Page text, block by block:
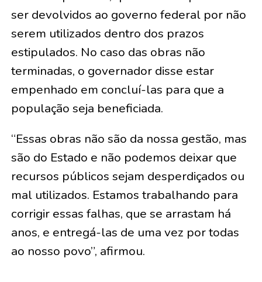
ser devolvidos ao governo federal por não
serem utilizados dentro dos prazos
estipulados. No caso das obras não
terminadas, o governador disse estar
empenhado em concluí-las para que a
população seja beneficiada.
“Essas obras não são da nossa gestão, mas
são do Estado e não podemos deixar que
recursos públicos sejam desperdiçados ou
mal utilizados. Estamos trabalhando para
corrigir essas falhas, que se arrastam há
anos, e entregá-las de uma vez por todas
ao nosso povo”, afirmou.